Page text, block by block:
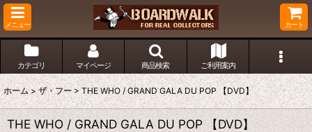
メニュー カート
カテゴリ マイページ 商品検索 ご利用案内
ホーム > ザ・フー > THE WHO / GRAND GALA DU POP 【DVD】
THE WHO / GRAND GALA DU POP 【DVD】